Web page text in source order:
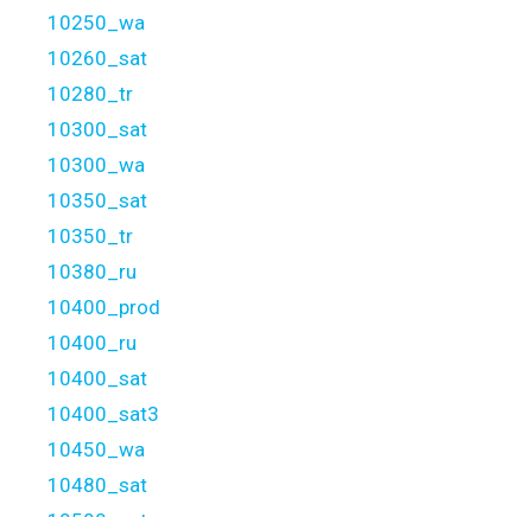
10250_wa
10260_sat
10280_tr
10300_sat
10300_wa
10350_sat
10350_tr
10380_ru
10400_prod
10400_ru
10400_sat
10400_sat3
10450_wa
10480_sat